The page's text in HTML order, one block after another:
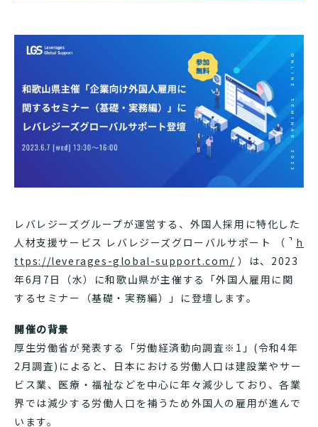
レバレジーズグループが運営する、外国人採用に特化した
人材支援サービス レバレジーズグローバルサポート （ h
ttps://leverages-global-support.com/ ）は、2023
年6月7日（水）に和歌山県が主催する「外国人雇用に関
するセミナー（基礎・実務編）」に登壇します。
開催の背景
厚生労働省が発表する「労働経済動向調査※1」(令和4年
2月調査)によると、日本における労働人口は建設業やサー
ビス業、医療・福祉などを中心に年々減少しており、各業
界では減少する労働人口を補うため外国人の雇用が進んで
います。